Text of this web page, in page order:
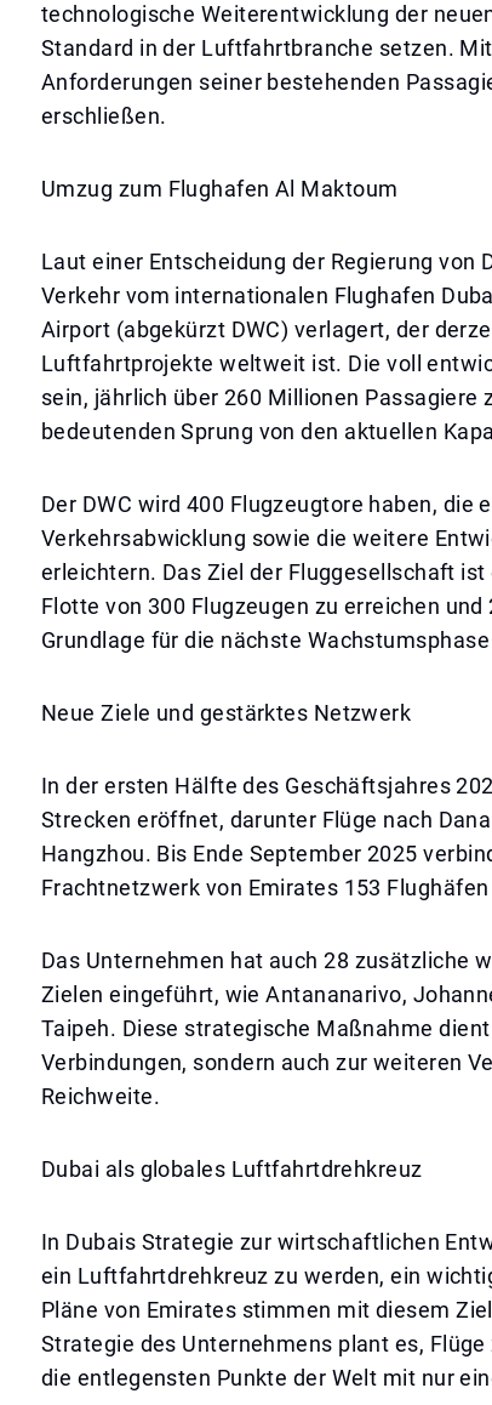
technologische Weiterentwicklung der
Standard in der Luftfahrtbranche setzen.
Anforderungen seiner bestehenden
erschließen.
Umzug zum Flughafen Al Maktoum
Laut einer Entscheidung der Regierung von
Verkehr vom internationalen Flughafen
Airport (abgekürzt DWC) verlagert, der
Luftfahrtprojekte weltweit ist. Die voll
sein, jährlich über 260 Millionen Passagiere
bedeutenden Sprung von den aktuellen
Der DWC wird 400 Flugzeugtore haben, die
Verkehrsabwicklung sowie die weitere
erleichtern. Das Ziel der Fluggesellschaft ist
Flotte von 300 Flugzeugen zu erreichen
Grundlage für die nächste
Neue Ziele und gestärktes Netzwerk
In der ersten Hälfte des Geschäftsjahres
Strecken eröffnet, darunter Flüge nach
Hangzhou. Bis Ende September 2025
Frachtnetzwerk von Emirates 153
Das Unternehmen hat auch 28 zusätzliche
Zielen eingeführt, wie Antananarivo,
Taipeh. Diese strategische Maßnahme
Verbindungen, sondern auch zur weiteren
Reichweite.
Dubai als globales Luftfahrtdrehkreuz
In Dubais Strategie zur wirtschaftlichen
ein Luftfahrtdrehkreuz zu werden, ein
Pläne von Emirates stimmen mit diesem
Strategie des Unternehmens plant es,
die entlegensten Punkte der Welt mit nur